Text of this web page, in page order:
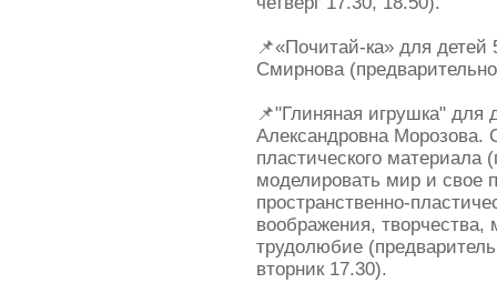
📌«Почитай-ка» для детей
Смирнова
📌"Глиняная игрушка" для
Александровна Морозова.
пластического материала
моделировать мир и свое
пространственно-
воображения,
трудолюбие
вторник 17.30).